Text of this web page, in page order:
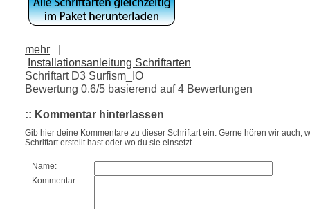
mehr
|
Installationsanleitung Schriftarten
Schriftart D3 Surfism_IO
Bewertung 0.6/5 basierend auf4 Bewertungen
:: Kommentar hinterlassen
Gib hier deine Kommentare zu dieser Schriftart ein. Gerne hören wir auch,
Schriftart erstellt hast oder wo du sie einsetzt.
Name:
Kommentar: